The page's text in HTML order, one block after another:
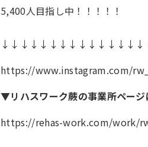
5,400人目指し中！！！！！
https://www.instagram.com/
▼リハスワーク蕨の事業所ページ
https://rehas-work.com/work/